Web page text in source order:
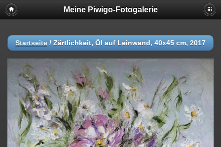
Meine Piwigo-Fotogalerie
Startseite / Zärtlichkeit, Öl auf Leinwand, 40x45 cm, 2017